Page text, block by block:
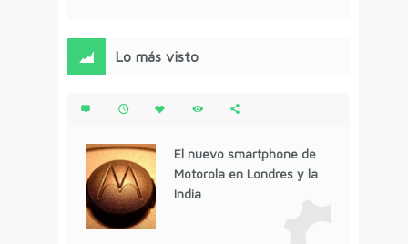
Lo más visto
El nuevo smartphone de
Motorola en Londres y la
India